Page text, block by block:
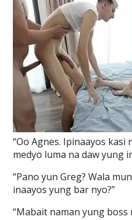
“Oo Agnes. Ipinaayos
medyo luma na daw yung
“Pano yun Greg? Wala
inaayos yung bar nyo?”
“Mabait naman yung